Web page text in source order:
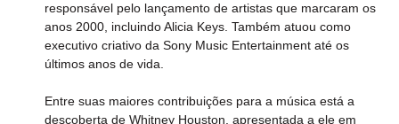
responsável pelo lançamento de artistas que marcaram os
anos 2000, incluindo Alicia Keys. Também atuou como
executivo criativo da Sony Music Entertainment até os
últimos anos de vida.
Entre suas maiores contribuições para a música está a
descoberta de Whitney Houston, apresentada a ele em